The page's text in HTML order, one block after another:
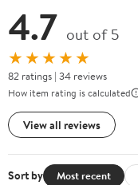
4.7 out of 5
★★★★★
82 ratings | 34 reviews
How item rating is calculated
View all reviews
Sort by Most recent